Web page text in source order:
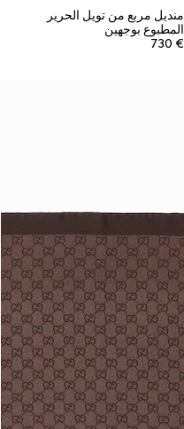
منديل مربع من تويل الحرير
المطبوع بوجهين
€ 730